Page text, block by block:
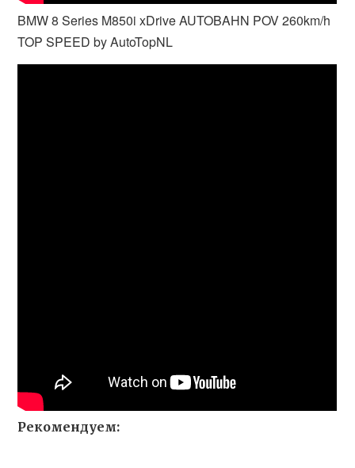
BMW 8 Series M850i xDrive AUTOBAHN POV 260km/h
TOP SPEED by AutoTopNL
Рекомендуем: